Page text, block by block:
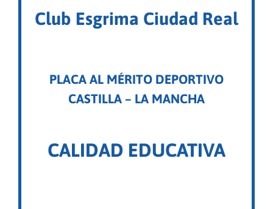
Club Esgrima Ciudad Real
PLACA AL MÉRITO DEPORTIVO
CASTILLA – LA MANCHA
CALIDAD EDUCATIVA